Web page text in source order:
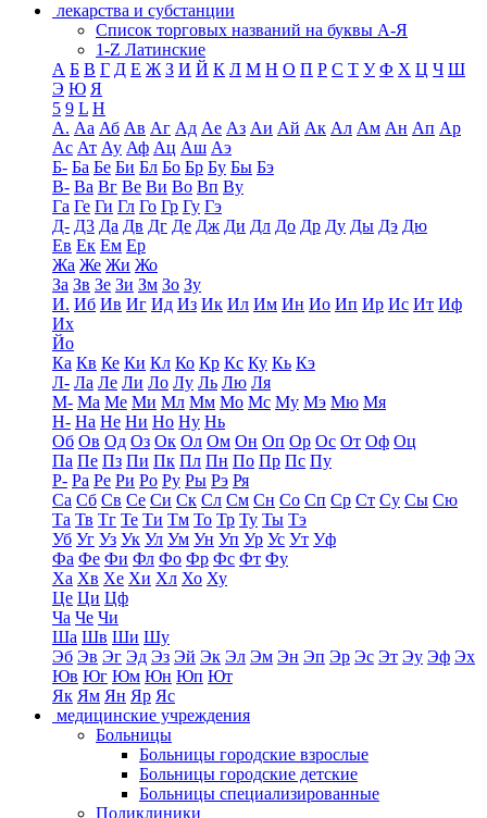
лекарства и субстанции
Список торговых названий на буквы А-Я
1-Z Латинские
А Б В Г Д Е Ж З И Й К Л М Н О П Р С Т У Ф Х Ц Ч Ш
Э Ю Я
5 9 L H
А. Аа Аб Ав Аг Ад Ае Аз Аи Ай Ак Ал Ам Ан Ап Ар
Ас Ат Ау Аф Ац Аш Аэ
Б- Ба Бе Би Бл Бо Бр Бу Бы Бэ
В- Ва Вг Ве Ви Во Вп Ву
Га Ге Ги Гл Го Гр Гу Гэ
Д- Д3 Да Дв Дг Де Дж Ди Дл До Др Ду Ды Дэ Дю
Ев Ек Ем Ер
Жа Же Жи Жо
За Зв Зе Зи Зм Зо Зу
И. Иб Ив Иг Ид Из Ик Ил Им Ин Ио Ип Ир Ис Ит Иф
Их
Йо
Ка Кв Ке Ки Кл Ко Кр Кс Ку Кь Кэ
Л- Ла Ле Ли Ло Лу Ль Лю Ля
М- Ма Ме Ми Мл Мм Мо Мс Му Мэ Мю Мя
Н- На Не Ни Но Ну Нь
Об Ов Од Оз Ок Ол Ом Он Оп Ор Ос От Оф Оц
Па Пе Пз Пи Пк Пл Пн По Пр Пс Пу
Р- Ра Ре Ри Ро Ру Ры Рэ Ря
Са Сб Св Се Си Ск Сл См Сн Со Сп Ср Ст Су Сы Сю
Та Тв Тг Те Ти Тм То Тр Ту Ты Тэ
Уб Уг Уз Ук Ул Ум Ун Уп Ур Ус Ут Уф
Фа Фе Фи Фл Фо Фр Фс Фт Фу
Ха Хв Хе Хи Хл Хо Ху
Це Ци Цф
Ча Че Чи
Ша Шв Ши Шу
Эб Эв Эг Эд Эз Эй Эк Эл Эм Эн Эп Эр Эс Эт Эу Эф Эх
Юв Юг Юм Юн Юп Ют
Як Ям Ян Яр Яс
медицинские учреждения
Больницы
Больницы городские взрослые
Больницы городские детские
Больницы специализированные
Поликлиники